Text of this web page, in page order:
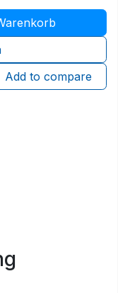
Add to compare